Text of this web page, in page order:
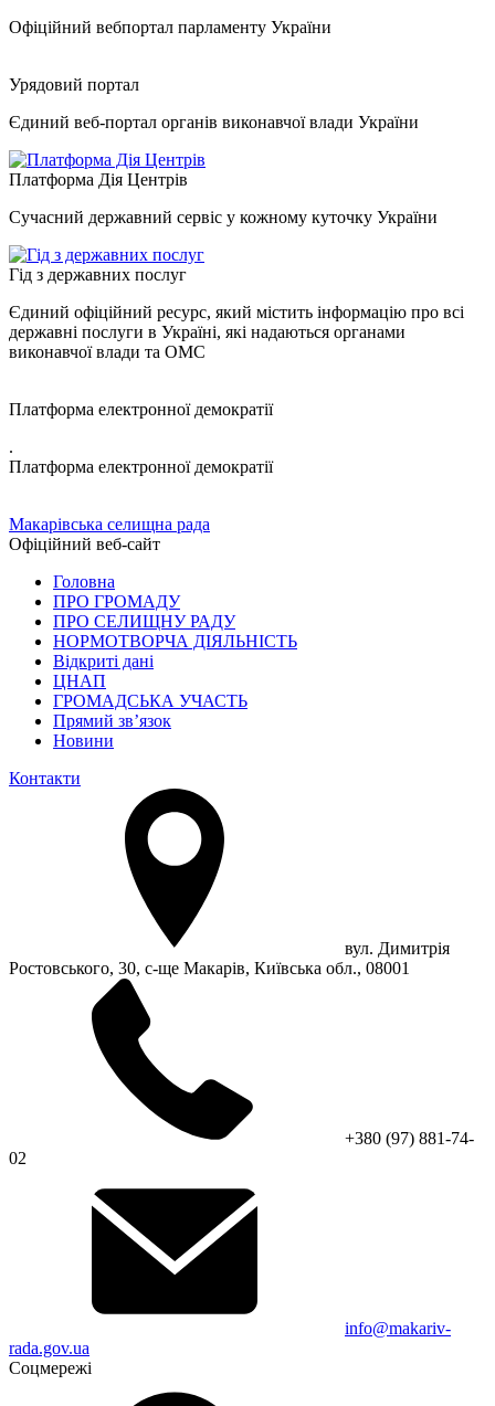
Офіційний вебпортал парламенту України
Урядовий портал
Єдиний веб-портал органів виконавчої влади України
Платформа Дія Центрів
Сучасний державний сервіс у кожному куточку України
Гід з державних послуг
Єдиний офіційний ресурс, який містить інформацію про всі
державні послуги в Україні, які надаються органами
виконавчої влади та ОМС
Платформа електронної демократії
.
Платформа електронної демократії
Макарівська селищна рада
Офіційний веб-сайт
Головна
ПРО ГРОМАДУ
ПРО СЕЛИЩНУ РАДУ
НОРМОТВОРЧА ДІЯЛЬНІСТЬ
Відкриті дані
ЦНАП
ГРОМАДСЬКА УЧАСТЬ
Прямий зв’язок
Новини
Контакти
вул. Димитрія
Ростовського, 30, с-ще Макарів, Київська обл., 08001
+380 (97) 881-74-
02
info@makariv-
rada.gov.ua
Соцмережі